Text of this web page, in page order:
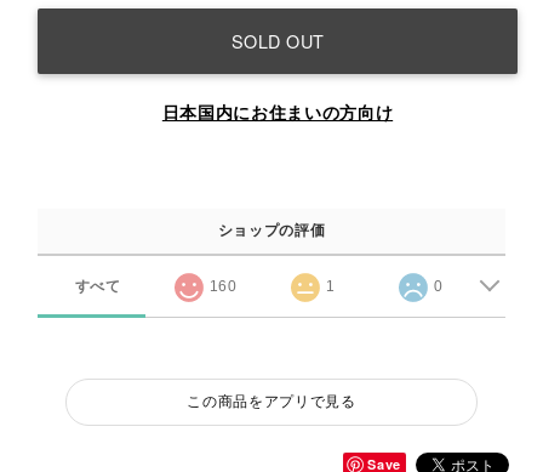
SOLD OUT
日本国内にお住まいの方向け
ショップの評価
すべて 160 1 0
この商品をアプリで見る
Save